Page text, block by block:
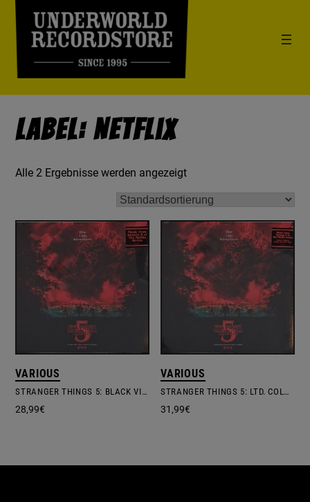
Label: Netflix
Alle 2 Ergebnisse werden angezeigt
VARIOUS
STRANGER THINGS 5: BLACK VINYL (MUSIC FROM THE NETFLIX ORIGINAL SERIES) #1
28,99€
VARIOUS
STRANGER THINGS 5: LTD. COLOURED VINYL (MUSIC FROM THE NETFLIX ORIGINAL SERIES)
31,99€